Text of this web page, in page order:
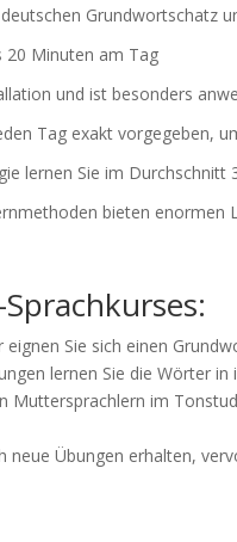
Grundwortschatz
20 Minuten am Tag
und ist besonders
Tag exakt vorgegeben,
lernen Sie im
bieten enormen
Sie sich einen
lernen Sie die Wörter
Muttersprachlern im
neue Übungen erhalten,